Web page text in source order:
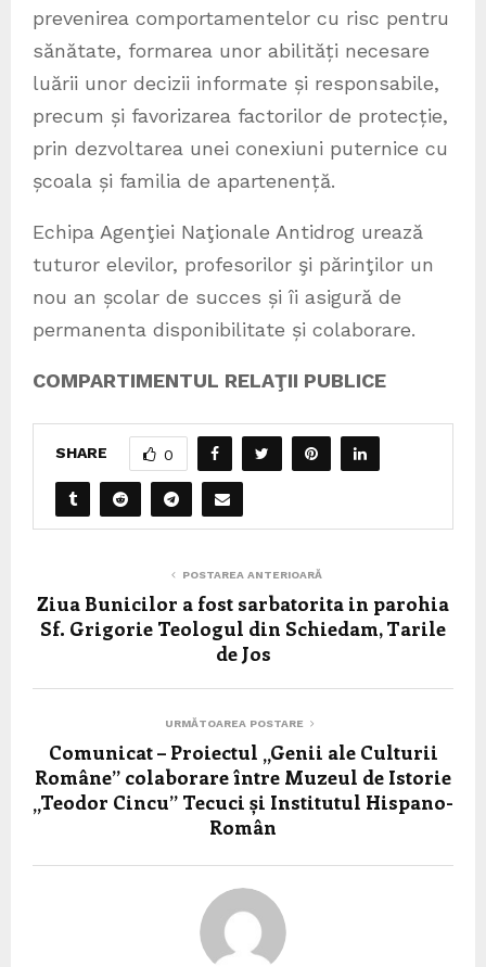
prevenirea comportamentelor cu risc pentru
sănătate, formarea unor abilități necesare
luării unor decizii informate și responsabile,
precum și favorizarea factorilor de protecție,
prin dezvoltarea unei conexiuni puternice cu
școala și familia de apartenență.
Echipa Agenţiei Naţionale Antidrog urează
tuturor elevilor, profesorilor şi părinţilor un
nou an școlar de succes și îi asigură de
permanenta disponibilitate și colaborare.
COMPARTIMENTUL RELAŢII PUBLICE
SHARE 0
POSTAREA ANTERIOARĂ
Ziua Bunicilor a fost sarbatorita in parohia
Sf. Grigorie Teologul din Schiedam, Tarile
de Jos
URMĂTOAREA POSTARE
Comunicat – Proiectul „Genii ale Culturii
Române” colaborare între Muzeul de Istorie
„Teodor Cincu” Tecuci și Institutul Hispano-
Român